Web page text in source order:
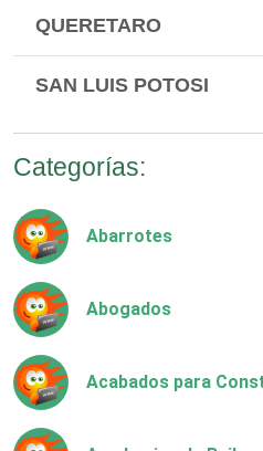
QUERETARO
SAN LUIS POTOSI
Categorías:
Abarrotes
Abogados
Acabados para